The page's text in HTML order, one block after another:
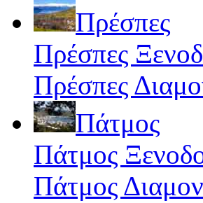
Πρέσπες
Πρέσπες
Πρέσπες
Πάτμος
Πάτμος
Πάτμος